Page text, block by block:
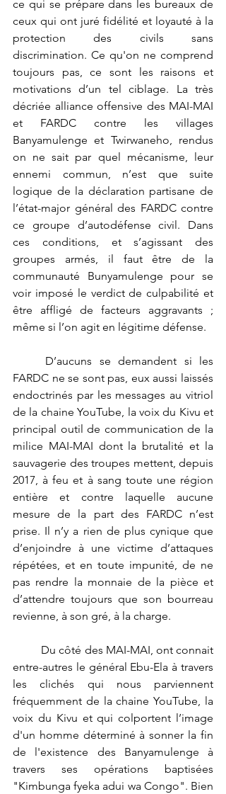
ce qui se prépare dans les bureaux de
ceux qui ont juré fidélité et loyauté à la
protection des civils sans
discrimination. Ce qu'on ne comprend
toujours pas, ce sont les raisons et
motivations d’un tel ciblage. La très
décriée alliance offensive des MAI-MAI
et FARDC contre les villages
Banyamulenge et Twirwaneho, rendus
on ne sait par quel mécanisme, leur
ennemi commun, n’est que suite
logique de la déclaration partisane de
l’état-major général des FARDC contre
ce groupe d’autodéfense civil. Dans
ces conditions, et s’agissant des
groupes armés, il faut être de la
communauté Bunyamulenge pour se
voir imposé le verdict de culpabilité et
être affligé de facteurs aggravants ;
même si l’on agit en légitime défense.
FARDC ne se sont pas, eux aussi laissés
endoctrinés par les messages au vitriol
de la chaine YouTube, la voix du Kivu et
principal outil de communication de la
milice MAI-MAI dont la brutalité et la
sauvagerie des troupes mettent, depuis
2017, à feu et à sang toute une région
entière et contre laquelle aucune
mesure de la part des FARDC n’est
prise. Il n’y a rien de plus cynique que
d’enjoindre à une victime d’attaques
répétées, et en toute impunité, de ne
pas rendre la monnaie de la pièce et
d’attendre toujours que son bourreau
revienne, à son gré, à la charge.
entre-autres le général Ebu-Ela à travers
les clichés qui nous parviennent
fréquemment de la chaine YouTube, la
voix du Kivu et qui colportent l’image
d'un homme déterminé à sonner la fin
de l'existence des Banyamulenge à
travers ses opérations baptisées
"Kimbunga fyeka adui wa Congo". Bien